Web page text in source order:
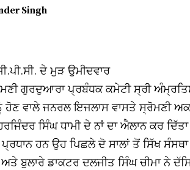
Singh
ਦੇ ਮੁੜ ਉਮੀਦਵਾਰ
ਗੁਰਦੁਆਰਾ ਪ੍ਰਬੰਧਕ ਕਮੇਟੀ ਸ੍ਰੀ
ਹੋਣ ਵਾਲੇ ਜਨਰਲ ਇਜਲਾਸ ਵਾਸਤੇ ਸ੍ਰੋਮਣੀ
ਸਿੰਘ ਧਾਮੀ ਦੇ ਨਾਂ ਦਾ ਐਲਾਨ ਕਰ
ਹਨ ਉਹ ਪਿਛਲੇ ਦੋ ਸਾਲਾਂ ਤੋਂ ਸਿੱਖ
ਬੁਲਾਰੇ ਡਾਕਟਰ ਦਲਜੀਤ ਸਿੰਘ ਚੀਮਾ ਨੇ